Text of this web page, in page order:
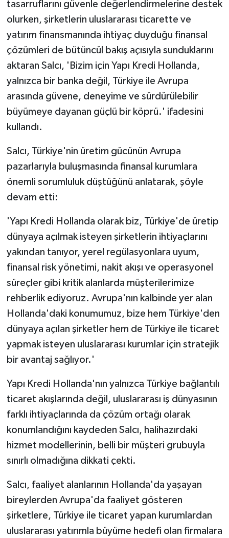
tasarruflarını güvenle değerlendirmelerine destek
olurken, şirketlerin uluslararası ticarette ve
yatırım finansmanında ihtiyaç duyduğu finansal
çözümleri de bütüncül bakış açısıyla sunduklarını
aktaran Salcı, 'Bizim için Yapı Kredi Hollanda,
yalnızca bir banka değil, Türkiye ile Avrupa
arasında güvene, deneyime ve sürdürülebilir
büyümeye dayanan güçlü bir köprü.' ifadesini
kullandı.
Salcı, Türkiye'nin üretim gücünün Avrupa
pazarlarıyla buluşmasında finansal kurumlara
önemli sorumluluk düştüğünü anlatarak, şöyle
devam etti:
'Yapı Kredi Hollanda olarak biz, Türkiye'de üretip
dünyaya açılmak isteyen şirketlerin ihtiyaçlarını
yakından tanıyor, yerel regülasyonlara uyum,
finansal risk yönetimi, nakit akışı ve operasyonel
süreçler gibi kritik alanlarda müşterilerimize
rehberlik ediyoruz. Avrupa'nın kalbinde yer alan
Hollanda'daki konumumuz, bize hem Türkiye'den
dünyaya açılan şirketler hem de Türkiye ile ticaret
yapmak isteyen uluslararası kurumlar için stratejik
bir avantaj sağlıyor.'
Yapı Kredi Hollanda'nın yalnızca Türkiye bağlantılı
ticaret akışlarında değil, uluslararası iş dünyasının
farklı ihtiyaçlarında da çözüm ortağı olarak
konumlandığını kaydeden Salcı, halihazırdaki
hizmet modellerinin, belli bir müşteri grubuyla
sınırlı olmadığına dikkati çekti.
Salcı, faaliyet alanlarının Hollanda'da yaşayan
bireylerden Avrupa'da faaliyet gösteren
şirketlere, Türkiye ile ticaret yapan kurumlardan
uluslararası yatırımla büyüme hedefi olan firmalara